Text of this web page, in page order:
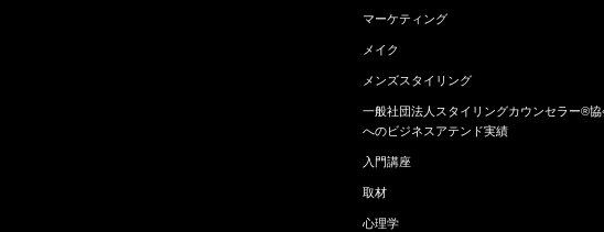
マーケティング
メイク
メンズスタイリング
一般社団法人スタイリングカウンセラー®協
へのビジネスアテンド実績
入門講座
取材
心理学